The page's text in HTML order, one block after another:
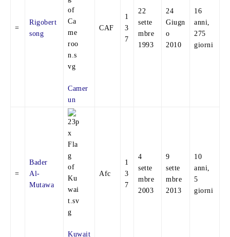
=
Rigobert
song
Camer
un
CAF
1
3
7
22
sette
mbre
1993
24
Giugn
o
2010
16
anni,
275
giorni
=
Bader
Al-
Mutawa
Kuwait
Afc
1
3
7
4
sette
mbre
2003
9
sette
mbre
2013
10
anni,
5
giorni